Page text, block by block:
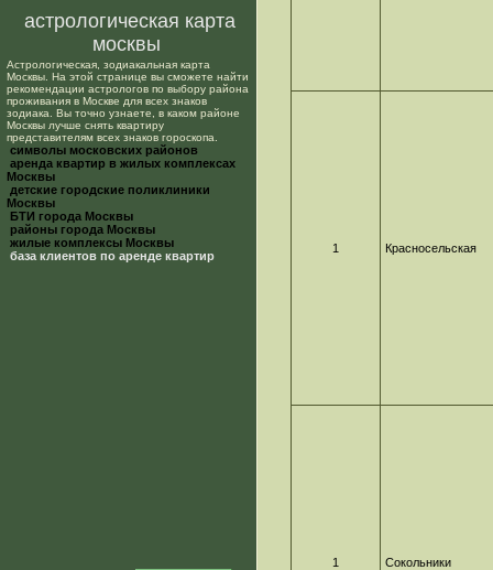
астрологическая карта
москвы
Астрологическая, зодиакальная карта
Москвы. На этой странице вы сможете найти
рекомендации астрологов по выбору района
проживания в Москве для всех знаков
зодиака. Вы точно узнаете, в каком районе
Москвы лучше снять квартиру
представителям всех знаков гороскопа.
cимволы московских районов
аренда квартир в жилых комплексах
Москвы
детские городские поликлиники
Москвы
БТИ города Москвы
районы города Москвы
жилые комплексы Москвы
база клиентов по аренде квартир
1 Красносельская
1 Сокольники